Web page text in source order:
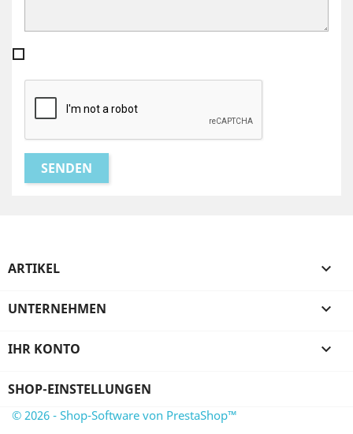
ARTIKEL 
UNTERNEHMEN 
IHR KONTO 
SHOP-EINSTELLUNGEN
© 2026 - Shop-Software von PrestaShop™